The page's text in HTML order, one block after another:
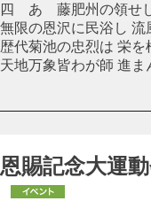
四 あゝ藤肥州の領せ
無限の恩沢に民浴し 流
歴代菊池の忠烈は 栄を
天地万象皆わが師 進ま
恩賜記念大運